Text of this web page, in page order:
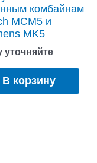
комбайнам
MCM5 и
MK5
уточняйте
В корзину